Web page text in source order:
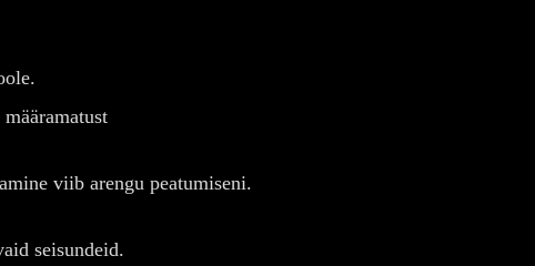
viib arengu peatumiseni.
seisundeid.